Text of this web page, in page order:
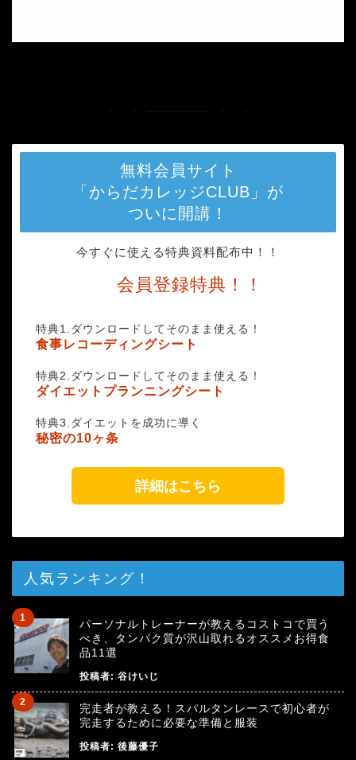
無料会員サイト
「からだカレッジCLUB」が
ついに開講！
今すぐに使える特典資料配布中！！
会員登録特典！！
特典1.ダウンロードしてそのまま使える！
食事レコーディングシート
特典2.ダウンロードしてそのまま使える！
ダイエットプランニングシート
特典3.ダイエットを成功に導く
秘密の10ヶ条
詳細はこちら
人気ランキング！
パーソナルトレーナーが教えるコストコで買う
べき、タンパク質が沢山取れるオススメお得食
品11選
投稿者: 谷けいじ
完走者が教える！スパルタンレースで初心者が
完走するために必要な準備と服装
投稿者: 後藤優子